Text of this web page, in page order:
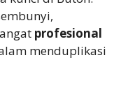
profesional
menduplikasi